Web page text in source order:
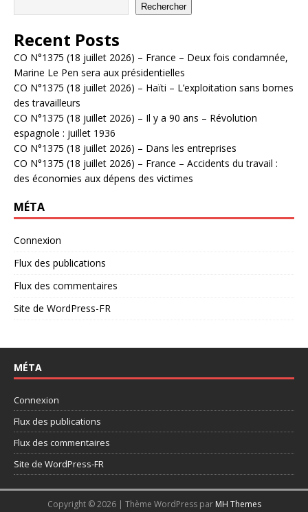
Rechercher
Recent Posts
CO N°1375 (18 juillet 2026) – France – Deux fois condamnée,
Marine Le Pen sera aux présidentielles
CO N°1375 (18 juillet 2026) – Haïti – L’exploitation sans bornes
des travailleurs
CO N°1375 (18 juillet 2026) – Il y a 90 ans – Révolution
espagnole : juillet 1936
CO N°1375 (18 juillet 2026) – Dans les entreprises
CO N°1375 (18 juillet 2026) – France – Accidents du travail :
des économies aux dépens des victimes
MÉTA
Connexion
Flux des publications
Flux des commentaires
Site de WordPress-FR
MÉTA
Connexion
Flux des publications
Flux des commentaires
Site de WordPress-FR
Copyright © 2026 | Thème WordPress par MH Themes